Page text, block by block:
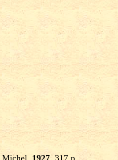
Michel, 1927, 317 p.